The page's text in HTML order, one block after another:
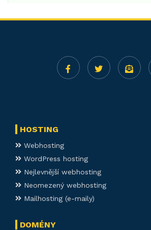
HOSTING
Webhosting
WordPress hosting
Nejlevnější webhosting
Neomezený webhosting
Mailhosting (e-maily)
DOMÉNY